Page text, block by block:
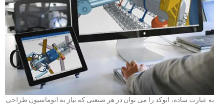
به عبارت ساده، اتوکد را می توان در هر صنعتی که نیاز به اتوماسیون طراحی